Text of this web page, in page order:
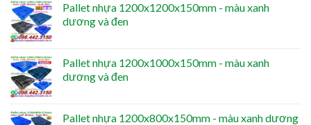
Pallet nhựa 1200x1200x150mm - màu xanh
dương và đen
Pallet nhựa 1200x1000x150mm - màu xanh
dương và đen
Pallet nhựa 1200x800x150mm - màu xanh dương